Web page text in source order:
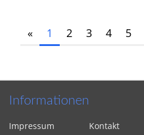
« 1 2 3 4 5
Informationen
Impressum Kontakt